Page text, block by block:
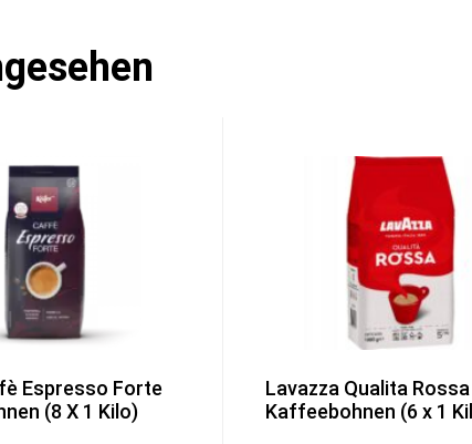
Espresso Forte
(8 X 1 Kilo)
Lavazza Qualita Rossa
Kaffeebohnen (6 x 1